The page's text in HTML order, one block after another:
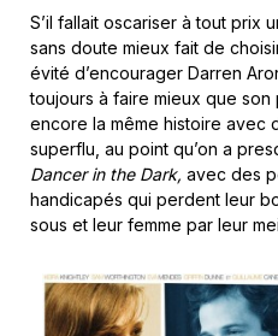
S’il fallait oscariser à tout prix
sans doute mieux fait de
évité d’encourager Darren
toujours à faire mieux que son
encore la même histoire avec
superflu, au point qu’on a
Dancer in the Dark, avec des
handicapés qui perdent leur
sous et leur femme par leur